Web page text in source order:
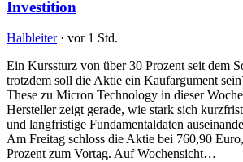
Investition
Halbleiter · vor 1 Std.
Ein Kurssturz von über 30 Prozent seit dem
trotzdem soll die Aktie ein Kaufargument
These zu Micron Technology in dieser
Hersteller zeigt gerade, wie stark sich
und langfristige Fundamentaldaten
Am Freitag schloss die Aktie bei 760,90
Prozent zum Vortag. Auf Wochensicht…